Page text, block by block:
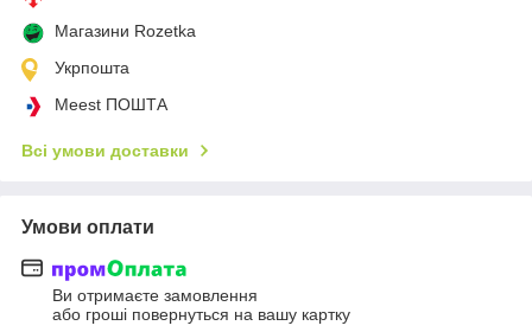
Магазини Rozetka
Укрпошта
Meest ПОШТА
Всі умови доставки
Умови оплати
Ви отримаєте замовлення
або гроші повернуться на вашу картку